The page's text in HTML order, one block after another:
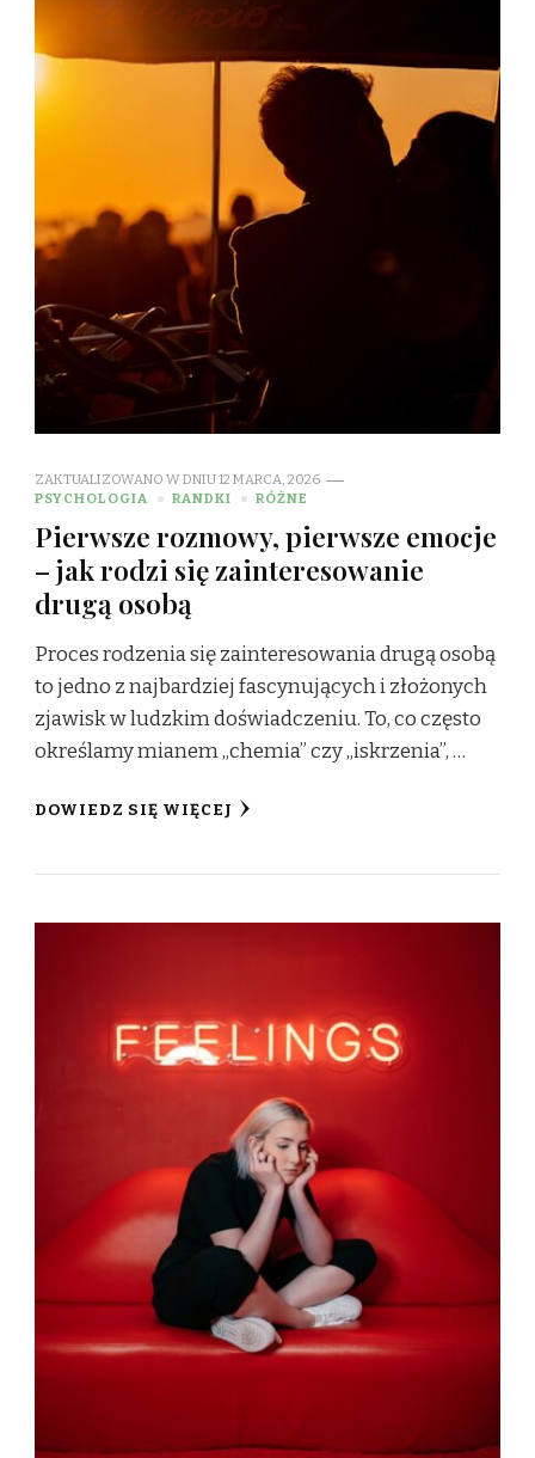
ZAKTUALIZOWANO W DNIU12 MARCA, 2026
PSYCHOLOGIA
RANDKI RÓŻNE
Pierwsze rozmowy, pierwsze emocje
– jak rodzi się zainteresowanie
drugą osobą
Proces rodzenia się zainteresowania drugą osobą
to jedno z najbardziej fascynujących i złożonych
zjawisk w ludzkim doświadczeniu. To, co często
określamy mianem „chemia” czy „iskrzenia”, …
DOWIEDZ SIĘ WIĘCEJ